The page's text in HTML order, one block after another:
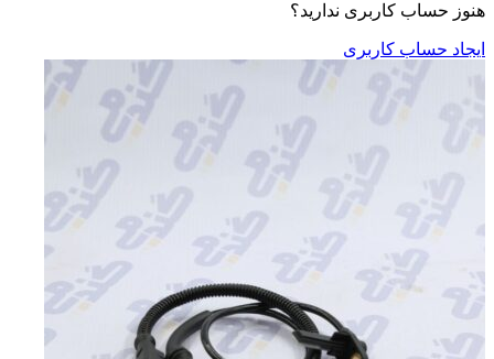
هنوز حساب کاربری ندارید؟
ایجاد حساب کاربری